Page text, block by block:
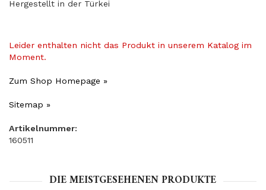
Hergestellt in der Türkei
Leider enthalten nicht das Produkt in unserem Katalog im
Moment.
Zum Shop Homepage »
Sitemap »
Artikelnummer:
160511
DIE MEISTGESEHENEN PRODUKTE